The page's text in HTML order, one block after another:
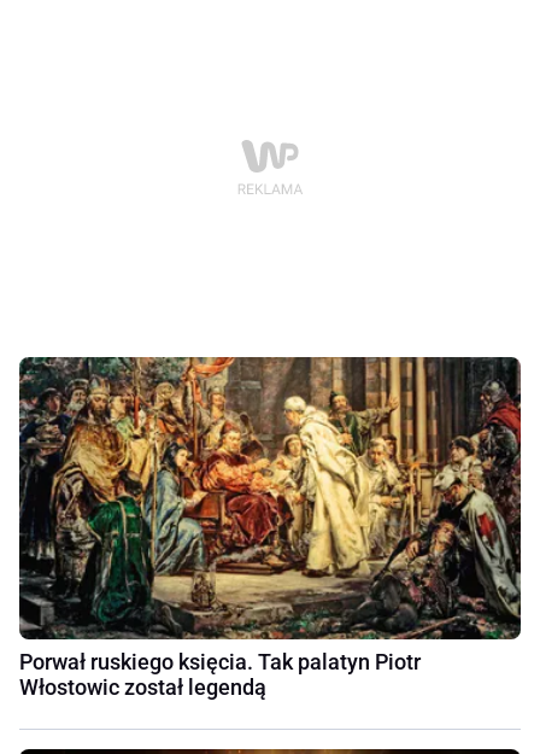
Porwał ruskiego księcia. Tak palatyn Piotr
Włostowic został legendą